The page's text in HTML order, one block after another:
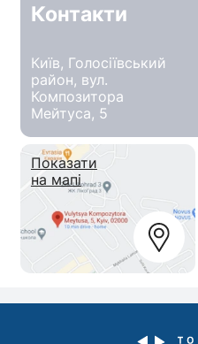
Контакти
Київ, Голосіївський
район, вул.
Композитора
Мейтуса, 5
Показати
на мапі